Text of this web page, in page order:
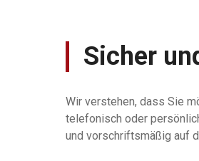
Sicher
Wir verstehen, dass Sie
telefonisch oder
und vorschriftsmäßig auf